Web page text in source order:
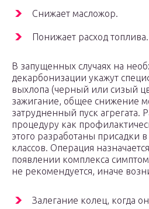
Снижает масложор.
Понижает расход топлива.
В запущенных случаях на
декарбонизации укажут
выхлопа (черный или сизый
зажигание, общее снижение
затрудненный пуск агрегата.
процедуру как
этого разработаны присадки
классов. Операция
появлении комплекса
не рекомендуется, иначе
Залегание колец, когда